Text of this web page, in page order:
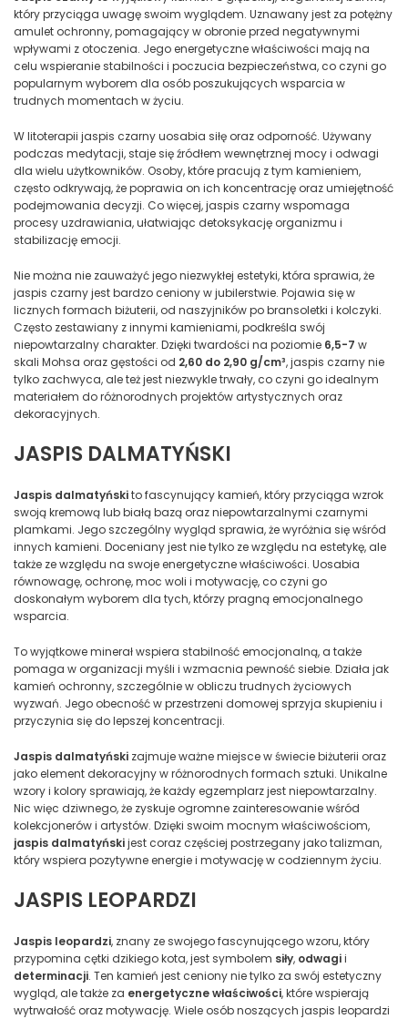
który przyciąga uwagę swoim wyglądem. Uznawany jest za potężny
amulet ochronny, pomagający w obronie przed negatywnymi
wpływami z otoczenia. Jego energetyczne właściwości mają na
celu wspieranie stabilności i poczucia bezpieczeństwa, co czyni go
popularnym wyborem dla osób poszukujących wsparcia w
trudnych momentach w życiu.
W litoterapii jaspis czarny uosabia siłę oraz odporność. Używany
podczas medytacji, staje się źródłem wewnętrznej mocy i odwagi
dla wielu użytkowników. Osoby, które pracują z tym kamieniem,
często odkrywają, że poprawia on ich koncentrację oraz umiejętność
podejmowania decyzji. Co więcej, jaspis czarny wspomaga
procesy uzdrawiania, ułatwiając detoksykację organizmu i
stabilizację emocji.
Nie można nie zauważyć jego niezwykłej estetyki, która sprawia, że
jaspis czarny jest bardzo ceniony w jubilerstwie. Pojawia się w
licznych formach biżuterii, od naszyjników po bransoletki i kolczyki.
Często zestawiany z innymi kamieniami, podkreśla swój
niepowtarzalny charakter. Dzięki twardości na poziomie 6,5-7 w
skali Mohsa oraz gęstości od 2,60 do 2,90 g/cm³, jaspis czarny nie
tylko zachwyca, ale też jest niezwykle trwały, co czyni go idealnym
materiałem do różnorodnych projektów artystycznych oraz
dekoracyjnych.
JASPIS DALMATYŃSKI
Jaspis dalmatyńskito fascynujący kamień, który przyciąga wzrok
swoją kremową lub białą bazą oraz niepowtarzalnymi czarnymi
plamkami. Jego szczególny wygląd sprawia, że wyróżnia się wśród
innych kamieni. Doceniany jest nie tylko ze względu na estetykę, ale
także ze względu na swoje energetyczne właściwości. Uosabia
równowagę, ochronę, moc woli i motywację, co czyni go
doskonałym wyborem dla tych, którzy pragną emocjonalnego
wsparcia.
To wyjątkowe minerał wspiera stabilność emocjonalną, a także
pomaga w organizacji myśli i wzmacnia pewność siebie. Działa jak
kamień ochronny, szczególnie w obliczu trudnych życiowych
wyzwań. Jego obecność w przestrzeni domowej sprzyja skupieniu i
przyczynia się do lepszej koncentracji.
Jaspis dalmatyński zajmuje ważne miejsce w świecie biżuterii oraz
jako element dekoracyjny w różnorodnych formach sztuki. Unikalne
wzory i kolory sprawiają, że każdy egzemplarz jest niepowtarzalny.
Nic więc dziwnego, że zyskuje ogromne zainteresowanie wśród
kolekcjonerów i artystów. Dzięki swoim mocnym właściwościom,
jaspis dalmatyńskijest coraz częściej postrzegany jako talizman,
który wspiera pozytywne energie i motywację w codziennym życiu.
JASPIS LEOPARDZI
Jaspis leopardzi, znany ze swojego fascynującego wzoru, który
przypomina cętki dzikiego kota, jest symbolem siły, odwagii
determinacji. Ten kamień jest ceniony nie tylko za swój estetyczny
wygląd, ale także za energetyczne właściwości, które wspierają
wytrwałość oraz motywację. Wiele osób noszących jaspis leopardzi